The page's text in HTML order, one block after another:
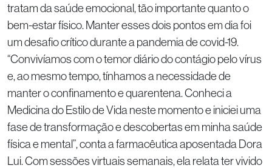
tratam da saúde emocional, tão importante quanto o
bem-estar físico. Manter esses dois pontos em dia foi
um desafio crítico durante a pandemia de covid-19.
“Convivíamos com o temor diário do contágio pelo vírus
e, ao mesmo tempo, tínhamos a necessidade de
manter o confinamento e quarentena. Conheci a
Medicina do Estilo de Vida neste momento e iniciei uma
fase de transformação e descobertas em minha saúde
física e mental”, conta a farmacêutica aposentada Dora
Lui. Com sessões virtuais semanais, ela relata ter vivido